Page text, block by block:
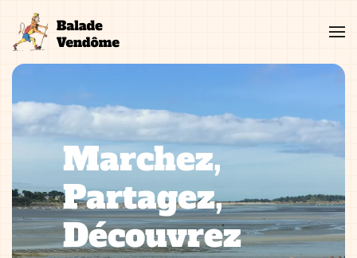
contenu
Marchez,
Partagez,
Découvrez